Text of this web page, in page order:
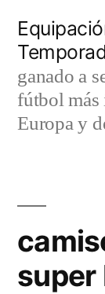
contenido
ganado a
fútbol más
Europa y
super